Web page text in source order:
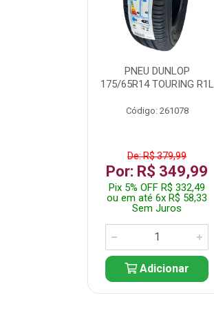
PNEU DUNLOP
175/65R14 TOURING R1L
Código: 261078
De: R$ 379,99
Por: R$ 349,99
Pix 5% OFF R$ 332,49
ou em até 6x R$ 58,33
Sem Juros
Adicionar